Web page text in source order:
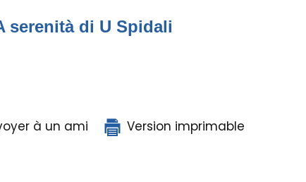
serenità di U Spidali
à un ami Version imprimable